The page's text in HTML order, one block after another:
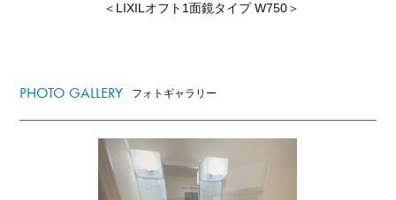
＜LIXILオフト1面鏡タイプ W750＞
PHOTO GALLERY フォトギャラリー